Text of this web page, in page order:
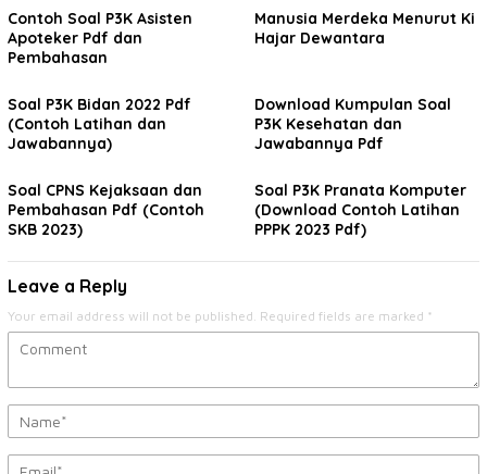
Contoh Soal P3K Asisten
Apoteker Pdf dan
Pembahasan
Manusia Merdeka Menurut Ki
Hajar Dewantara
Soal P3K Bidan 2022 Pdf
(Contoh Latihan dan
Jawabannya)
Download Kumpulan Soal
P3K Kesehatan dan
Jawabannya Pdf
Soal CPNS Kejaksaan dan
Pembahasan Pdf (Contoh
SKB 2023)
Soal P3K Pranata Komputer
(Download Contoh Latihan
PPPK 2023 Pdf)
Leave a Reply
Your email address will not be published. Required fields are marked *